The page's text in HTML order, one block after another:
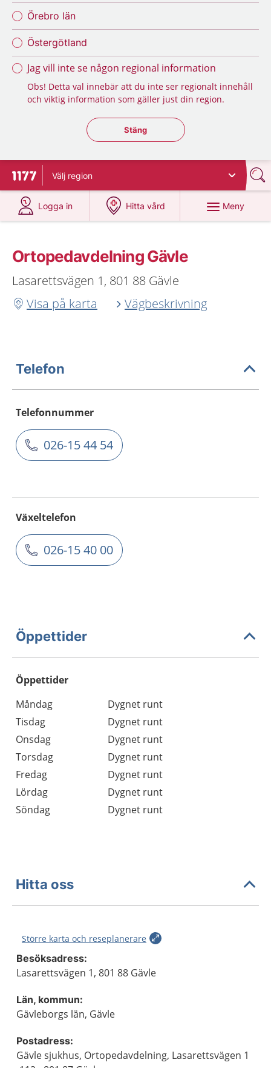
Örebro län
Östergötland
Jag vill inte se någon regional information
Obs! Detta val innebär att du inte ser regionalt innehåll
och viktig information som gäller just din region.
Stäng regionsväljaren
Stäng
Till startsidan för 1177
Välj region
Logga in
på 1177.se
Hitta vård
på 1177.se
Meny
Ortopedavdelning Gävle
Lasarettsvägen 1, 801 88 Gävle
Visa på karta
Vägbeskrivning
Telefon
Telefonnummer
026-15 44 54
Växeltelefon
026-15 40 00
Öppettider
Öppettider
Dag
Öppettider
Kommentarer
Måndag
Dygnet runt
Tisdag
Dygnet runt
Onsdag
Dygnet runt
Torsdag
Dygnet runt
Fredag
Dygnet runt
Lördag
Dygnet runt
Söndag
Dygnet runt
Hitta oss
Större karta och reseplanerare
Besöksadress:
Lasarettsvägen 1, 801 88 Gävle
Län, kommun:
Gävleborgs län, Gävle
Postadress:
Gävle sjukhus, Ortopedavdelning, Lasarettsvägen 1